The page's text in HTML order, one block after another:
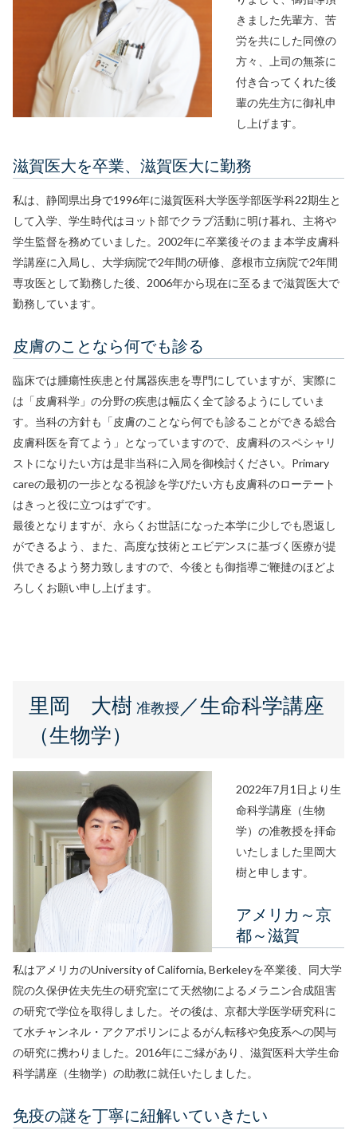
きました先輩方、苦
労を共にした同僚の
方々、上司の無茶に
付き合ってくれた後
輩の先生方に御礼申
し上げます。
滋賀医大を卒業、滋賀医大に勤務
私は、静岡県出身で1996年に滋賀医科大学医学部医学科22期生と
して入学、学生時代はヨット部でクラブ活動に明け暮れ、主将や
学生監督を務めていました。2002年に卒業後そのまま本学皮膚科
学講座に入局し、大学病院で2年間の研修、彦根市立病院で2年間
専攻医として勤務した後、2006年から現在に至るまで滋賀医大で
勤務しています。
皮膚のことなら何でも診る
臨床では腫瘍性疾患と付属器疾患を専門にしていますが、実際に
は「皮膚科学」の分野の疾患は幅広く全て診るようにしていま
す。当科の方針も「皮膚のことなら何でも診ることができる総合
皮膚科医を育てよう」となっていますので、皮膚科のスペシャリ
ストになりたい方は是非当科に入局を御検討ください。Primary
careの最初の一歩となる視診を学びたい方も皮膚科のローテート
はきっと役に立つはずです。
最後となりますが、永らくお世話になった本学に少しでも恩返し
ができるよう、また、高度な技術とエビデンスに基づく医療が提
供できるよう努力致しますので、今後とも御指導ご鞭撻のほどよ
ろしくお願い申し上げます。
里岡 大樹 准教授 ／生命科学講座
（生物学）
2022年7月1日より生
命科学講座（生物
学）の准教授を拝命
いたしました里岡大
樹と申します。
アメリカ～京
都～滋賀
私はアメリカのUniversity of California, Berkeleyを卒業後、同大学
院の久保伊佐夫先生の研究室にて天然物によるメラニン合成阻害
の研究で学位を取得しました。その後は、京都大学医学研究科に
て水チャンネル・アクアポリンによるがん転移や免疫系への関与
の研究に携わりました。2016年にご縁があり、滋賀医科大学生命
科学講座（生物学）の助教に就任いたしました。
免疫の謎を丁寧に紐解いていきたい